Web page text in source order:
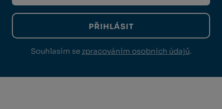
PŘIHLÁSIT
Souhlasím se zpracováním osobních údajů.